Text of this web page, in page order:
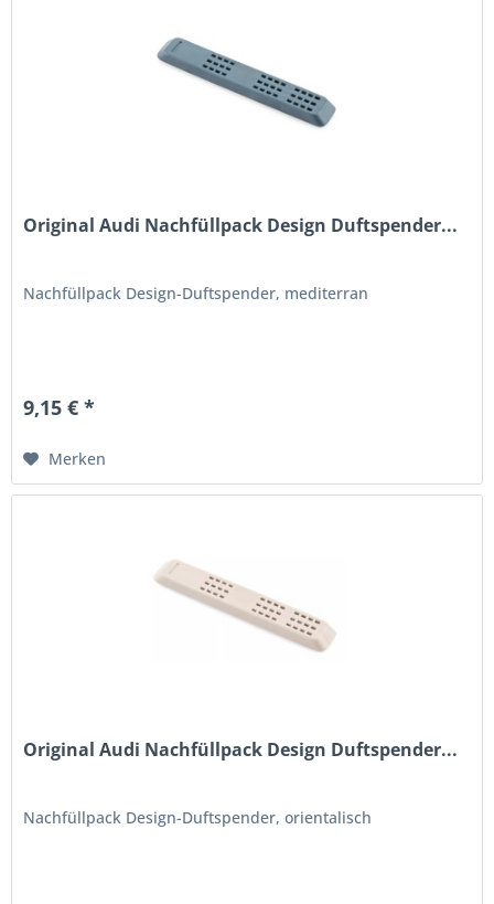
Original Audi Nachfüllpack Design Duftspender...
Nachfüllpack Design-Duftspender, mediterran
9,15 € *
Merken
Original Audi Nachfüllpack Design Duftspender...
Nachfüllpack Design-Duftspender, orientalisch